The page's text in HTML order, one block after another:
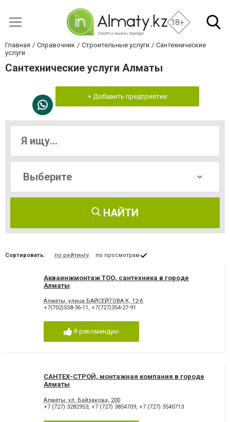
18+
Главная Справочник Строительные услуги
Сантехнические
услуги
Сантехнические услуги Алматы
+ Добавить предприятие
НАЙТИ
Сортировать: по рейтингу по просмотрам
Акваинжмонтаж ТОО, сантехника в городе
Алматы
Алматы, улица БАЙСЕЙТОВА К, 12-б
+7(702)558-36-11 , +7(727)354-27-91
Я рекомендую
САНТЕХ-СТРОЙ, монтажная компания в городе
Алматы
Алматы, ул. Байзакова, 200
+7 (727) 3282953, +7 (727) 3854709, +7 (727) 3540713